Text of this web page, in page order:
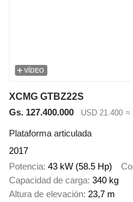
VÍDEO
XCMG GTBZ22S
Gs. 127.400.000
USD 21.400 ≈
Plataforma articulada
2017
Potencia 43 kW (58.5 Hp)
Capacidad de carga 340 kg
Altura de elevación 23,7 m